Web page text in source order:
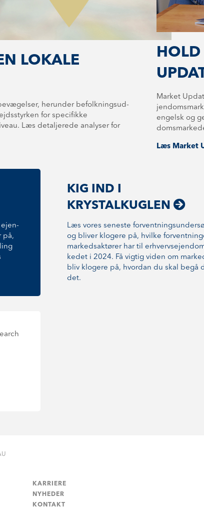
LOKALE
herunder be­folk­nings­ud­
for specifikke
Læs detaljerede analyser for
HOLD
Market
engelsk og
Læs Market
ejen­
på,
KIG IND I
KRYSTALKUGLEN
Læs vores seneste
og bliver klogere på, hvilke
markedsaktører har til
ke­det i 2024. Få vigtig viden om
bliv klogere på, hvordan du skal begå
det.
KARRIERE
NYHEDER
KONTAKT